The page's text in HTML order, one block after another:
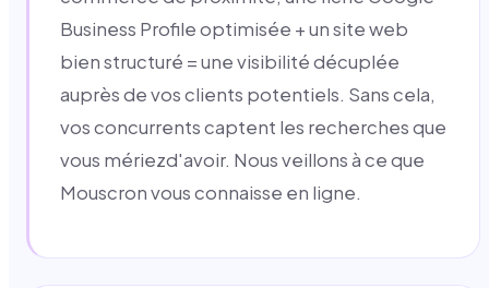
Business Profile optimisée + un site web
bien structuré = une visibilité décuplée
auprès de vos clients potentiels. Sans cela,
vos concurrents captent les recherches que
vous mériezd'avoir. Nous veillons à ce que
Mouscron vous connaisse en ligne.